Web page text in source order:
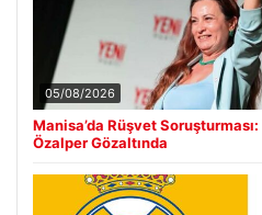
05/08/2026
Manisa’da Rüşvet
Özalper Gözaltında